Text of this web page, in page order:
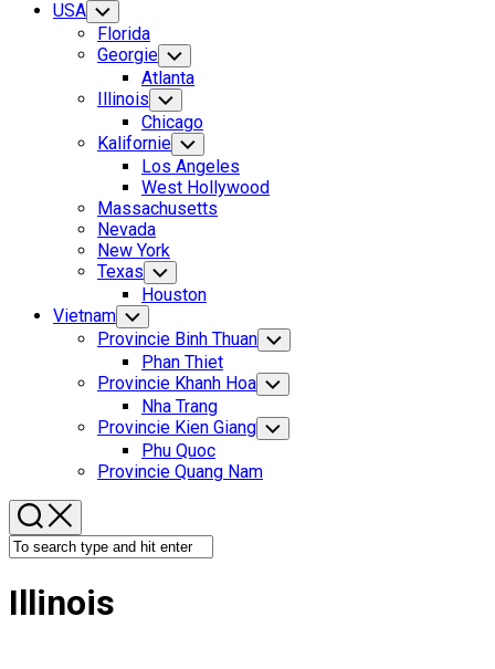
Current
Page
Parent
USA Toggle
Child
Menu
Florida
Georgie Toggle
Child
Menu
Atlanta
Current
Page:
Illinois Toggle
Child
Menu
Chicago
Kalifornie Toggle
Child
Menu
Los Angeles
West Hollywood
Massachusetts
Nevada
New York
Texas Toggle
Child
Menu
Houston
Vietnam Toggle
Child
Menu
Provincie Binh Thuan Toggle
Child
Menu
Phan Thiet
Provincie Khanh Hoa Toggle
Child
Menu
Nha Trang
Provincie Kien Giang Toggle
Child
Phu Quoc
Provincie Quang Nam
Illinois